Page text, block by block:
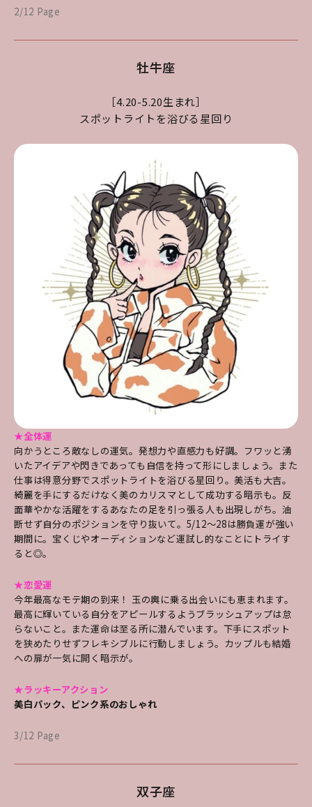
2/12 Page
牡牛座
［4.20-5.20生まれ］
スポットライトを浴びる星回り
★全体運
向かうところ敵なしの運気。発想力や直感力も好調。フワッと湧
いたアイデアや閃きであっても自信を持って形にしましょう。また
仕事は得意分野でスポットライトを浴びる星回り。美活も大吉。
綺麗を手にするだけなく美のカリスマとして成功する暗示も。反
面華やかな活躍をするあなたの足を引っ張る人も出現しがち。油
断せず自分のポジションを守り抜いて。5/12～28は勝負運が強い
期間に。宝くじやオーディションなど運試し的なことにトライす
ると◎。
★恋愛運
今年最高なモテ期の到来！ 玉の輿に乗る出会いにも恵まれます。
最高に輝いている自分をアピールするようブラッシュアップは怠
らないこと。また運命は至る所に潜んでいます。下手にスポット
を狭めたりせずフレキシブルに行動しましょう。カップルも結婚
への扉が一気に開く暗示が。
★ラッキーアクション
美白パック、ピンク系のおしゃれ
3/12 Page
双子座